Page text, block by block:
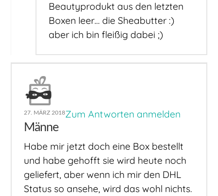
Beautyprodukt aus den letzten
Boxen leer… die Sheabutter :)
aber ich bin fleißig dabei ;)
27. MÄRZ 2018Zum Antworten anmelden
Männe
Habe mir jetzt doch eine Box bestellt
und habe gehofft sie wird heute noch
geliefert, aber wenn ich mir den DHL
Status so ansehe, wird das wohl nichts.